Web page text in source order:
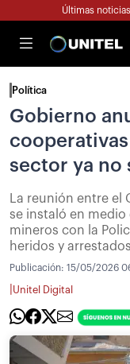
Últimas noticias
Política
Gobierno
sector ya no
La reunión entre
se instaló en
mineros con la
heridos y arrestados
Publicación: 15/05/2026
Unitel Digital